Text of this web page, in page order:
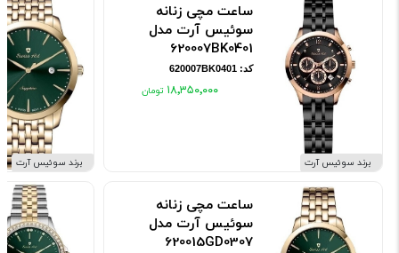
برند سوئیس آرت
ساعت مچی زنانه
سوئیس آرت مدل
620007BK0401
کد: 620007BK0401
۱۸٬۳۵۰٬۰۰۰
ساعت مچی زنانه
سوئیس آرت مدل
620015GD0307
برند سوئیس آرت